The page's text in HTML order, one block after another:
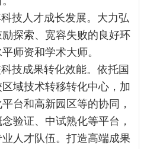
科技人才成长发展。大力弘
探索、宽容失败的良好环
师资和学术大师。
科技成果转化效能。依托国
域技术转移转化中心，加
台和高新园区等的协同，
验证、中试熟化等平台，
人才队伍。打造高端成果